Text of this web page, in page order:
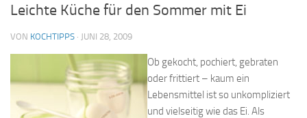
Leichte Küche für den Sommer mit Ei
VON KOCHTIPPS · JUNI 28, 2009
Ob gekocht, pochiert, gebraten
oder frittiert – kaum ein
Lebensmittel ist so unkompliziert
und vielseitig wie das Ei. Als